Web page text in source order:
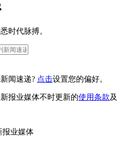
时代脉搏。
闻速递? 点击设置您的偏好。
报业媒体不时更新的使用条款及
报业媒体